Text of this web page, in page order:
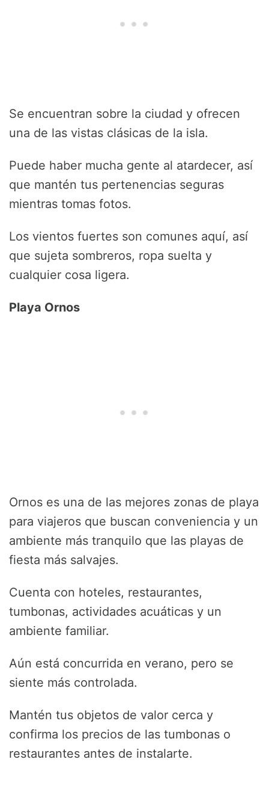
Se encuentran sobre la ciudad y ofrecen
una de las vistas clásicas de la isla.
Puede haber mucha gente al atardecer, así
que mantén tus pertenencias seguras
mientras tomas fotos.
Los vientos fuertes son comunes aquí, así
que sujeta sombreros, ropa suelta y
cualquier cosa ligera.
Playa Ornos
Ornos es una de las mejores zonas de playa
para viajeros que buscan conveniencia y un
ambiente más tranquilo que las playas de
fiesta más salvajes.
Cuenta con hoteles, restaurantes,
tumbonas, actividades acuáticas y un
ambiente familiar.
Aún está concurrida en verano, pero se
siente más controlada.
Mantén tus objetos de valor cerca y
confirma los precios de las tumbonas o
restaurantes antes de instalarte.